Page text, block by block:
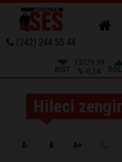
(242) 244 55 44
BIST
13779.39
% -0,14
Hileci
A- A A+